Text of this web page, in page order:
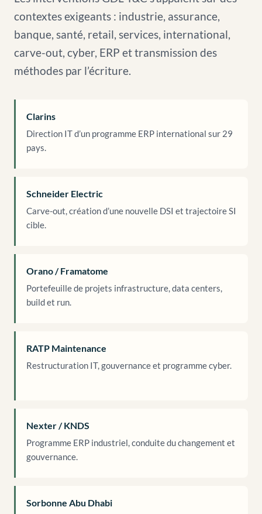
contextes exigeants : industrie, assurance,
banque, santé, retail, services, international,
carve-out, cyber, ERP et transmission des
méthodes par l’écriture.
Clarins
Direction IT d’un programme ERP international sur 29
pays.
Schneider Electric
Carve-out, création d’une nouvelle DSI et trajectoire SI
cible.
Orano / Framatome
Portefeuille de projets infrastructure, data centers,
build et run.
RATP Maintenance
Restructuration IT, gouvernance et programme cyber.
Nexter / KNDS
Programme ERP industriel, conduite du changement et
gouvernance.
Sorbonne Abu Dhabi